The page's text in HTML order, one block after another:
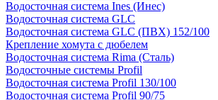
Водосточная система Ines (Инес)
Водосточная система GLC
Водосточная система GLC (ПВХ) 152/100
Крепление хомута с дюбелем
Водосточная система Rima (Сталь)
Водосточные системы Profil
Водосточная система Profil 130/100
Водосточная система Profil 90/75